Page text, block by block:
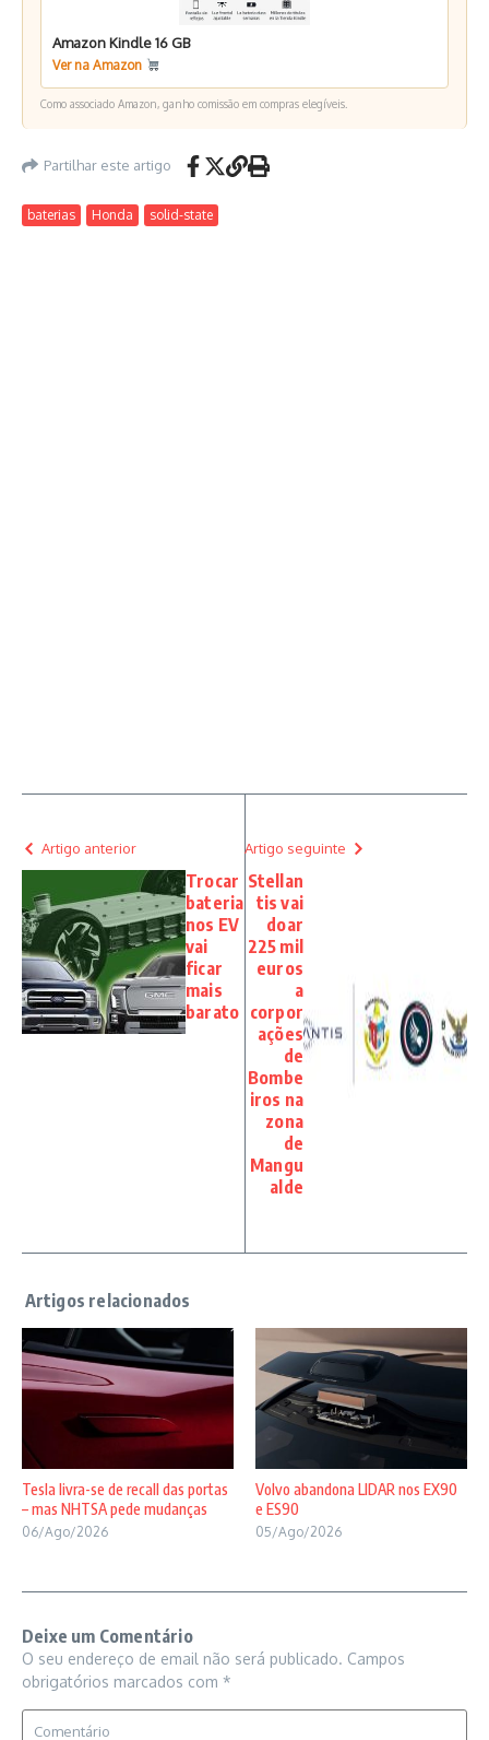
Amazon Kindle 16 GB
Ver na Amazon
Como associado Amazon, ganho comissão em compras elegíveis.
Partilhar este artigo
baterias Honda solid-state
Artigo anterior
Trocar
bateria
nos EV
vai
ficar
mais
barato
Artigo seguinte
Stellan
tis vai
doar
225 mil
euros
a
corpor
ações
de
Bombe
iros na
zona
de
Mangu
alde
Tesla livra-se de recall das portas
– mas NHTSA pede mudanças
06/Ago/2026
Volvo abandona LIDAR nos EX90
e ES90
05/Ago/2026
Deixe um Comentário
O seu endereço de email não será publicado. Campos
obrigatórios marcados com *